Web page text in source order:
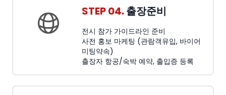
STEP 04.출장준비
전시 참가 가이드라인 준비
사전 홍보 마케팅 (관람객유입, 바이어
미팅약속)
출장자 항공/숙박 예약, 출입증 등록